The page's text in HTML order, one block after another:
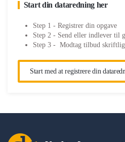
Start din dataredning her
Step 1 - Registrer din opgave
Step 2 - Send eller indlever til
Step 3 - Modtag tilbud skriftlig
Start med at registrere din